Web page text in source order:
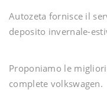
Autozeta fornisce il
deposito invernale-
Proponiamo le
complete volkswagen.